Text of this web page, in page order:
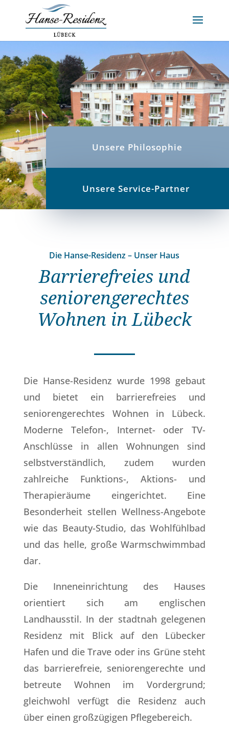
Unsere Philosophie
Unsere Service-Partner
Die Hanse-Residenz – Unser Haus
Barrierefreies und
seniorengerechtes
Wohnen in Lübeck
Die Hanse-Residenz wurde 1998 gebaut
und bietet ein barrierefreies und
seniorengerechtes Wohnen in Lübeck.
Moderne Telefon-, Internet- oder TV-
Anschlüsse in allen Wohnungen sind
selbstverständlich, zudem wurden
zahlreiche Funktions-, Aktions- und
Therapieräume eingerichtet. Eine
Besonderheit stellen Wellness-Angebote
wie das Beauty-Studio, das Wohlfühlbad
und das helle, große Warmschwimmbad
dar.
Die Inneneinrichtung des Hauses
orientiert sich am englischen
Landhausstil. In der stadtnah gelegenen
Residenz mit Blick auf den Lübecker
Hafen und die Trave oder ins Grüne steht
das barrierefreie, seniorengerechte und
betreute Wohnen im Vordergrund;
gleichwohl verfügt die Residenz auch
über einen großzügigen Pflegebereich.